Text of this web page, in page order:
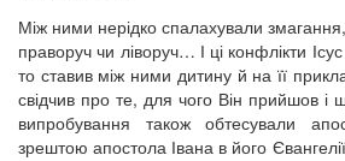
Між ними нерідко спалахували
праворуч чи ліворуч… І ці конфлікти
то ставив між ними дитину й на її
свідчив про те, для чого Він прийшов і
випробування також обтесували
зрештою апостола Івана в його